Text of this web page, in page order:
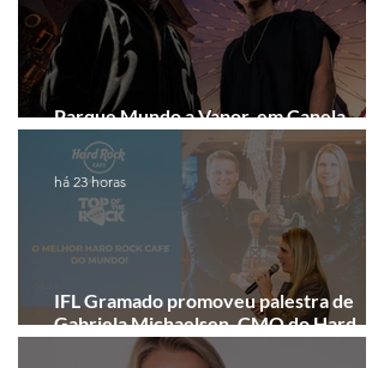
Parque Mundo a Vapor, em Canela,
recebe festival eletrônico em agosto
IFL Gramado promoveu palestra de
Gabriela Michaelsen, CMO do Hard
Rock Cafe Gramado
há 23 horas